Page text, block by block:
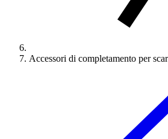
Accessori di completamento per